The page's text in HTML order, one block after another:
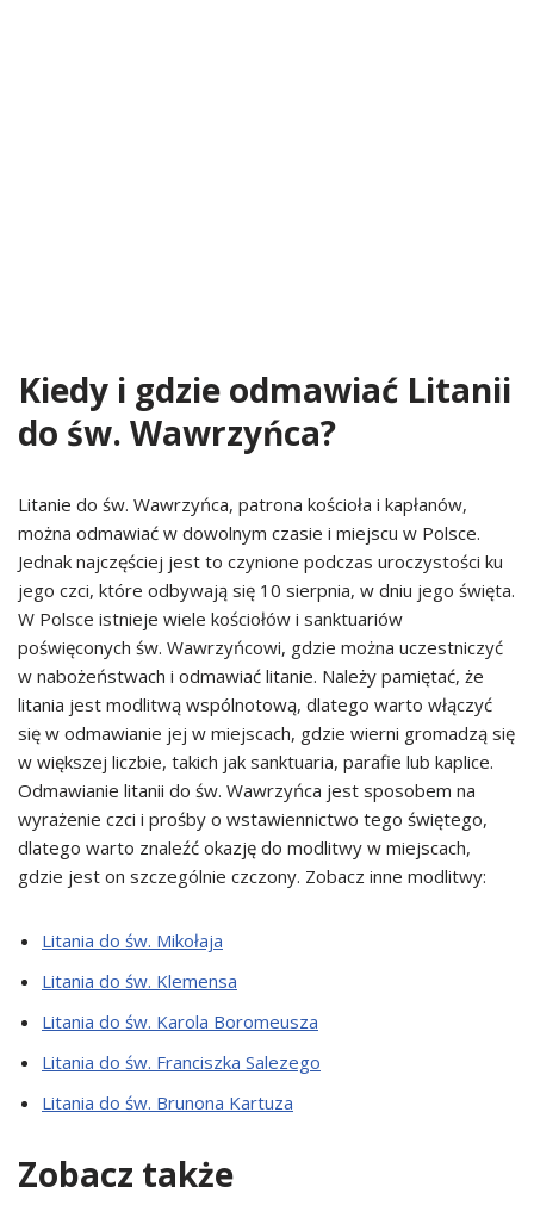
Kiedy i gdzie odmawiać Litanii
do św. Wawrzyńca?
Litanie do św. Wawrzyńca, patrona kościoła i kapłanów,
można odmawiać w dowolnym czasie i miejscu w Polsce.
Jednak najczęściej jest to czynione podczas uroczystości ku
jego czci, które odbywają się 10 sierpnia, w dniu jego święta.
W Polsce istnieje wiele kościołów i sanktuariów
poświęconych św. Wawrzyńcowi, gdzie można uczestniczyć
w nabożeństwach i odmawiać litanie. Należy pamiętać, że
litania jest modlitwą wspólnotową, dlatego warto włączyć
się w odmawianie jej w miejscach, gdzie wierni gromadzą się
w większej liczbie, takich jak sanktuaria, parafie lub kaplice.
Odmawianie litanii do św. Wawrzyńca jest sposobem na
wyrażenie czci i prośby o wstawiennictwo tego świętego,
dlatego warto znaleźć okazję do modlitwy w miejscach,
gdzie jest on szczególnie czczony. Zobacz inne modlitwy:
Litania do św. Mikołaja
Litania do św. Klemensa
Litania do św. Karola Boromeusza
Litania do św. Franciszka Salezego
Litania do św. Brunona Kartuza
Zobacz także